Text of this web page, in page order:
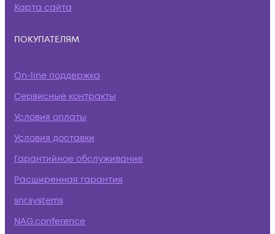
Карта сайта
ПОКУПАТЕЛЯМ
On-line поддержка
Сервисные контракты
Условия оплаты
Условия доставки
Гарантийное обслуживание
Расширенная гарантия
snr.systems
NAG.conference